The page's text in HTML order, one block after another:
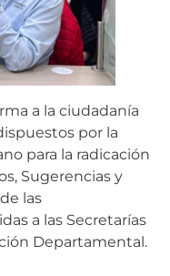
a la ciudadanía
por la
para la radicación
Sugerencias y
las
a las Secretarías
Departamental.